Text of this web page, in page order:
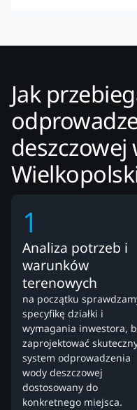
Jak
deszczowej
1
Analiza potrzeb i
warunków
terenowych
na początku
specyfikę działki i
wymagania inwestora,
zaprojektować
system odprowadzenia
wody deszczowej
dostosowany do
konkretnego miejsca.